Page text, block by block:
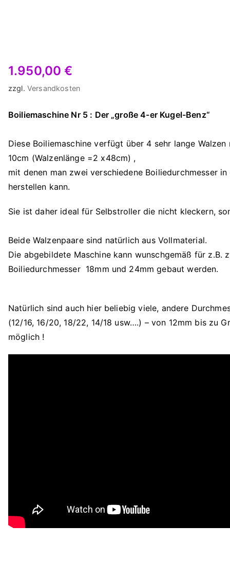
1.950,00€
zzgl. Versandkosten
Boiliemaschine Nr 5 : Der „große 4-er Kugel-Benz“
Diese Boiliemaschine verfügt über 4 sehr lange Walzen
10cm (Walzenlänge =2 x48cm) ,
mit denen man zwei verschiedene Boiliedurchmesser in
herstellen kann.
Sie ist daher ideal für Selbstroller die nicht kleckern,
Beide Walzenpaare sind natürlich aus Vollmaterial.
Die abgebildete Maschine kann wunschgemäß für z.B.
Boiliedurchmesser 18mm und 24mm gebaut werden.
Natürlich sind auch hier beliebig viele, andere
(12/16, 16/20, 18/22, 14/18 usw….) – von 12mm bis zu
möglich !